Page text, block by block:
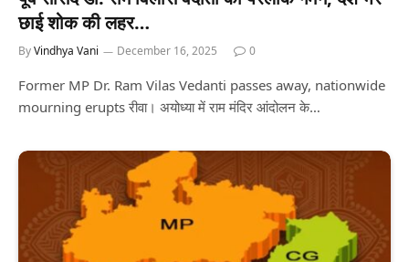
छाई शोक की लहर…
ByVindhya Vani December 16, 2025 0
Former MP Dr. Ram Vilas Vedanti passes away, nationwide
mourning erupts रीवा। अयोध्या में राम मंदिर आंदोलन के…